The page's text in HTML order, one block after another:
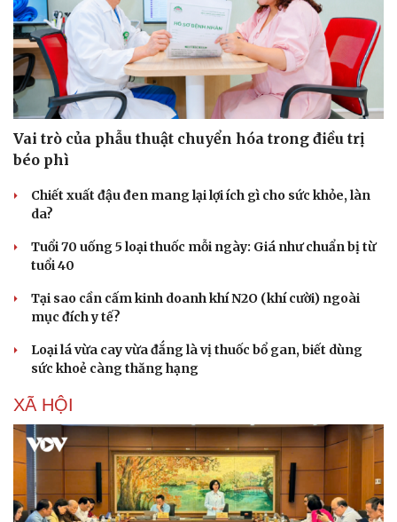
Sân khấu - Điện ảnh
Văn học
Âm nhạc
Di sản
Nghệ sĩ
Sao Việt
Vai trò của phẫu thuật chuyển hóa trong điều trị
béo phì
Chiết xuất đậu đen mang lại lợi ích gì cho sức khỏe, làn
da?
Tuổi 70 uống 5 loại thuốc mỗi ngày: Giá như chuẩn bị từ
tuổi 40
Tại sao cần cấm kinh doanh khí N2O (khí cười) ngoài
mục đích y tế?
Loại lá vừa cay vừa đắng là vị thuốc bổ gan, biết dùng
sức khoẻ càng thăng hạng
XÃ HỘI